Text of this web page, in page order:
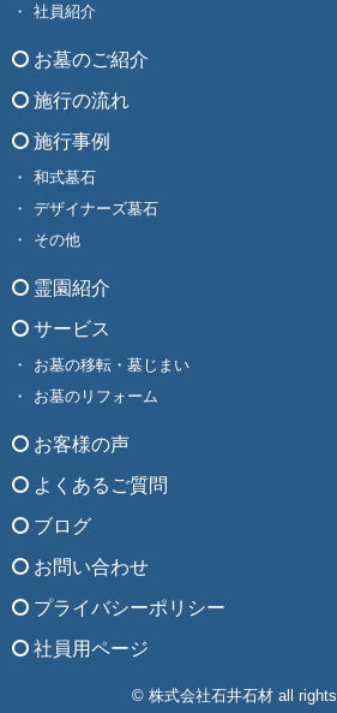
社員紹介
お墓のご紹介
施行の流れ
施行事例
和式墓石
デザイナーズ墓石
その他
霊園紹介
サービス
お墓の移転・墓じまい
お墓のリフォーム
お客様の声
よくあるご質問
ブログ
お問い合わせ
プライバシーポリシー
社員用ページ
© 株式会社石井石材 all